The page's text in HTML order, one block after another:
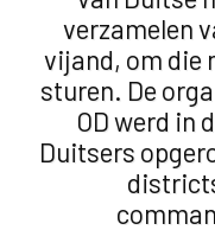
verzamelen
vijand, om die
sturen. De
OD werd in
Duitsers